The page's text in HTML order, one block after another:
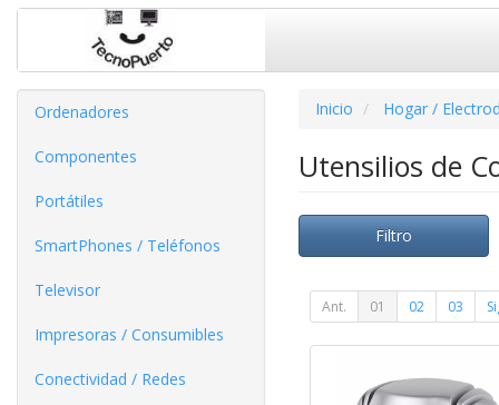
Ordenadores
Componentes
Portátiles
SmartPhones / Teléfonos
Televisor
Impresoras / Consumibles
Conectividad / Redes
Inicio Hogar /
Utensilios de
Filtro
Ant. 01 02 03